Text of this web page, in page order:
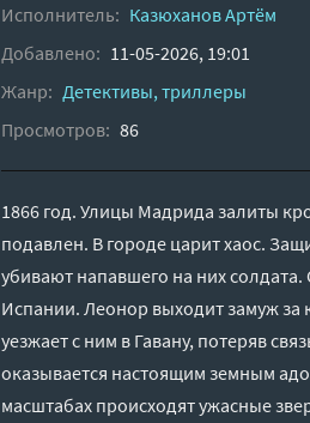
Исполнитель: Казюханов Артём
Добавлено: 11-05-2026, 19:01
Жанр: Детективы, триллеры
Просмотров: 86
1866 год. Улицы Мадрида залиты
подавлен. В городе царит хаос.
убивают напавшего на них
Испании. Леонор выходит замуж за
уезжает с ним в Гавану, потеряв
оказывается настоящим земным
масштабах происходят ужасные